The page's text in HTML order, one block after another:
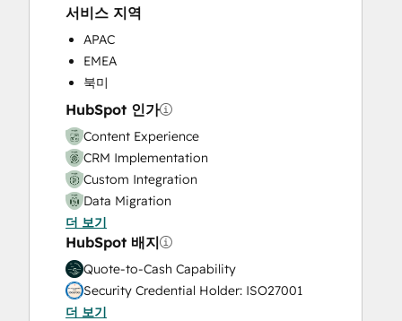
Sales Coaching and Training
Sales Enablement
Search Engine Optimization
Social Media
Website Design
Website Development
Website Migration
서비스 지역
APAC
EMEA
북미
HubSpot 인가
Content Experience
CRM Implementation
Custom Integration
Data Migration
Onboarding
Service Implementation
Solutions Architecture Design
더 보기
HubSpot 배지
Quote-to-Cash Capability
Security Credential Holder: ISO27001
더 보기